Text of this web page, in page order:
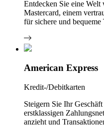
Entdecken Sie eine
Mastercard, einem
für sichere und bequeme
American Express
Kredit-/Debitkarten
Steigern Sie Ihr
erstklassigen
anzieht und